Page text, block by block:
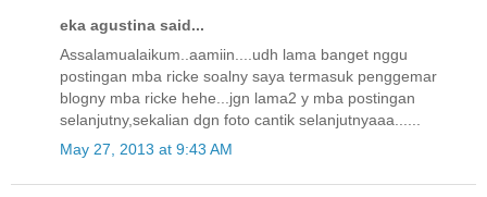
eka agustina said...
Assalamualaikum..aamiin....udh lama banget nggu
postingan mba ricke soalny saya termasuk penggemar
blogny mba ricke hehe...jgn lama2 y mba postingan
selanjutny,sekalian dgn foto cantik selanjutnyaaa......
May 27, 2013 at 9:43 AM